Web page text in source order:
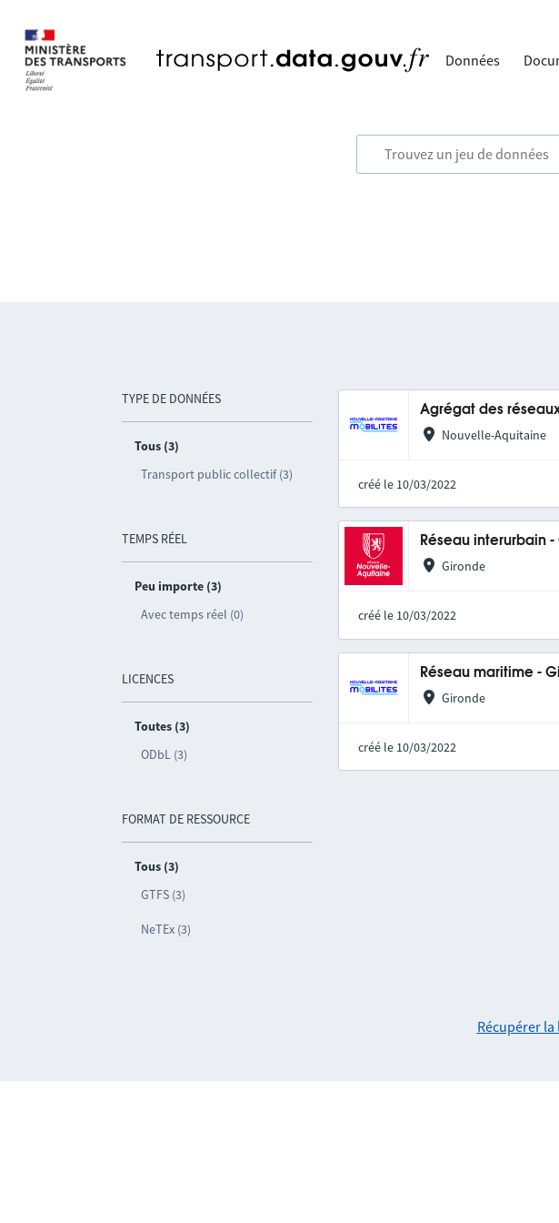
Données
TYPE DE DONNÉES
Tous (3)
Transport public collectif (3)
TEMPS RÉEL
Peu importe (3)
Avec temps réel (0)
LICENCES
Toutes (3)
ODbL (3)
FORMAT DE RESSOURCE
Tous (3)
GTFS (3)
NeTEx (3)
Agrégat des
Nouvelle-Aquitaine
créé le 10/03/2022
Réseau interurbain -
Gironde
créé le 10/03/2022
Réseau maritime -
Gironde
créé le 10/03/2022
Récupérer la